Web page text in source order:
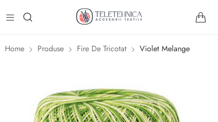
Home Produse Fire De Tricotat Violet Melange